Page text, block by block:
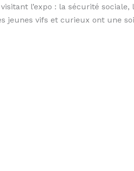
l’expo : la sécurité sociale,
jeunes vifs et curieux ont une